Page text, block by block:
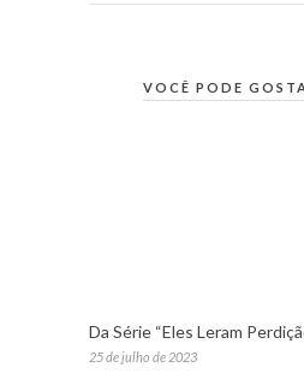
VOCÊ PODE
Da Série “Eles Leram
25 de julho de 2023